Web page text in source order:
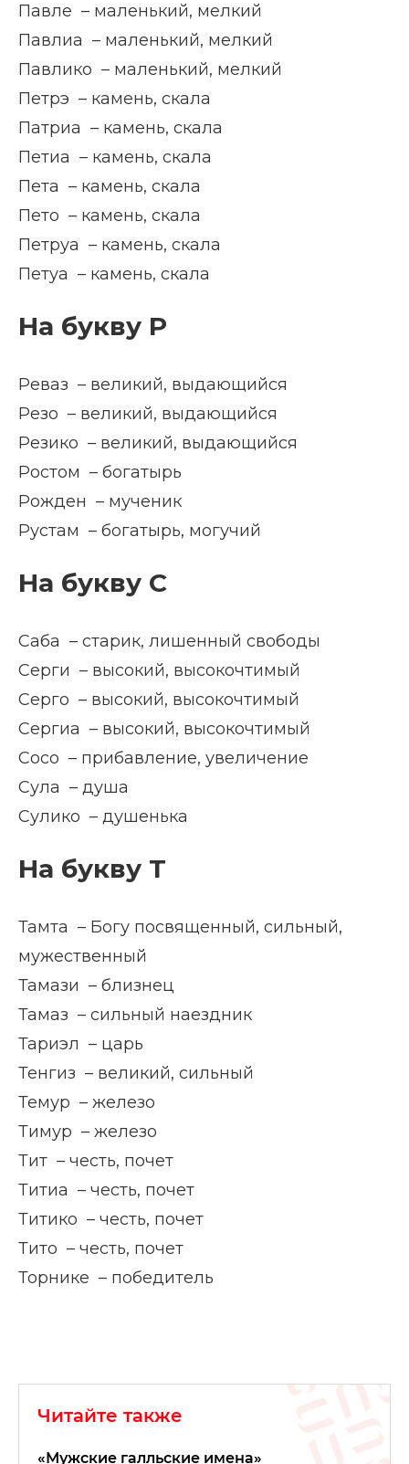
Павле – маленький, мелкий
Павлиа – маленький, мелкий
Павлико – маленький, мелкий
Петрэ – камень, скала
Патриа – камень, скала
Петиа – камень, скала
Пета – камень, скала
Пето – камень, скала
Петруа – камень, скала
Петуа – камень, скала
На букву Р
Реваз – великий, выдающийся
Резо – великий, выдающийся
Резико – великий, выдающийся
Ростом – богатырь
Рожден – мученик
Рустам – богатырь, могучий
На букву С
Саба – старик, лишенный свободы
Серги – высокий, высокочтимый
Серго – высокий, высокочтимый
Сергиа – высокий, высокочтимый
Сосо – прибавление, увеличение
Сула – душа
Сулико – душенька
На букву Т
Тамта – Богу посвященный, сильный,
мужественный
Тамази – близнец
Тамаз – сильный наездник
Тариэл – царь
Тенгиз – великий, сильный
Темур – железо
Тимур – железо
Тит – честь, почет
Титиа – честь, почет
Титико – честь, почет
Тито – честь, почет
Торнике – победитель
Читайте также
«Мужские галльские имена»